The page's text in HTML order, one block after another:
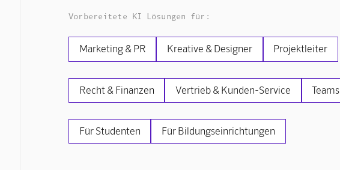
Vorbereitete KI Lösungen für:
Marketing & PR Kreative & Designer Projektleiter
Recht & Finanzen Vertrieb & Kunden-Service Teams
Für Studenten Für Bildungseinrichtungen